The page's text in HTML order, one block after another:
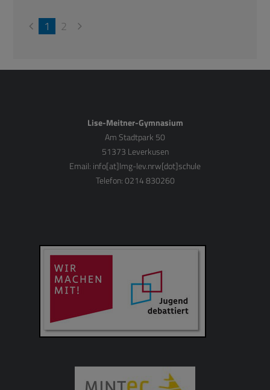
1 2
Lise-Meitner-Gymnasium
Am Stadtpark 50
51373 Leverkusen
Email: info[at]lmg-lev.nrw[dot]schule
Telefon: 0214 830260